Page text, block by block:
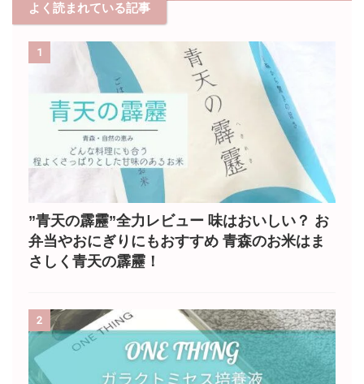
よく読まれている記事
1
”青天の霹靂”全力レビュー 味はおいしい？ お
弁当やおにぎりにもおすすめ 青森のお米はま
さしく青天の霹靂！
2